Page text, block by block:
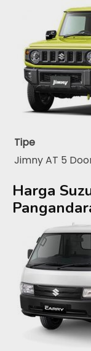
Tipe
Jimny AT 5
Harga